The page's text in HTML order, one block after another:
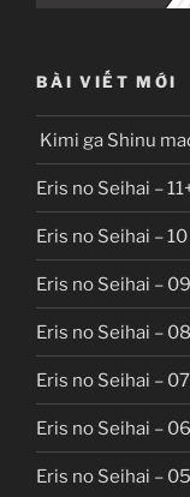
BÀI VIẾT MỚI
Kimi ga Shinu
Eris no Seihai –
Eris no Seihai – 10
Eris no Seihai – 09
Eris no Seihai – 08
Eris no Seihai – 07
Eris no Seihai – 06
Eris no Seihai – 05